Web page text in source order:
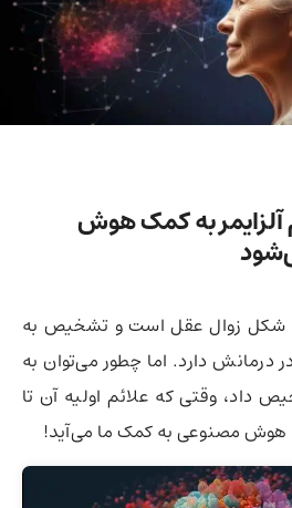
به کمک هوش
شکل زوال عقل است و تشخیص به
درمانش دارد. اما چطور می‌توان به
داد،‌ وقتی که علائم اولیه آن تا
مصنوعی به کمک ما می‌آید!